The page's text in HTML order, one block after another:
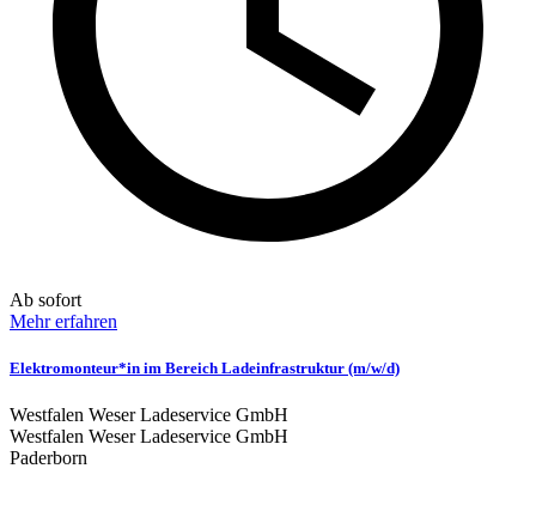
Ab sofort
Mehr erfahren
Elektromonteur*in im Bereich Ladeinfrastruktur (m/w/d)
Westfalen Weser Ladeservice GmbH
Westfalen Weser Ladeservice GmbH
Paderborn